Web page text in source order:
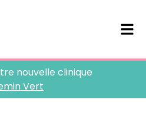
nouvelle clinique
Vert